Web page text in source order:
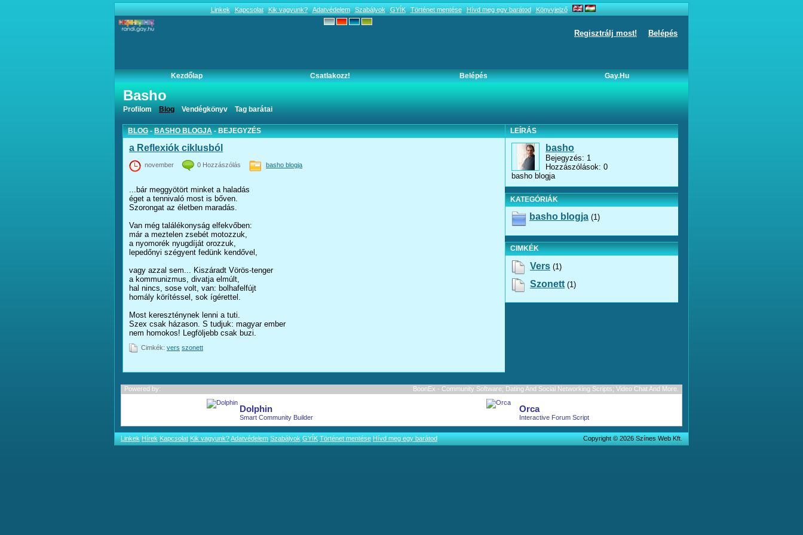
Linkek Kapcsolat Kik vagyunk? Adatvédelem Szabályok GYÍK Történet mentése Hívd meg egy barátod Könyvjelző
Regisztrálj most! Belépés
Kezdőlap Csatlakozz! Belépés Gay.hu
Basho
Profilom Blog Vendégkönyv Tag barátai
basho blogja
BLOG-BASHO BLOGJA- BEJEGYZÉS
a Reflexiók ciklusból
november 0 Hozzászólás basho blogja
...bár meggyötört minket a haladás
éget a tennivaló most is bőven.
Szorongat az életben maradás.
Van még találékonyság elfekvőben:
már a meztelen zsebét motozzuk,
a nyomorék nyugdíját orozzuk,
lepedőnyi szégyent fedünk kendővel,
vagy azzal sem... Kiszáradt Vörös-tenger
a kommunizmus, divatja elmúlt,
hal nincs, sose volt, van: bolhafelfújt
homály körítéssel, sok ígérettel.
Most kereszténynek lenni a tuti.
Szex csak házason. S tudjuk: magyar ember
nem homokos! Legföljebb csak buzi.
Cimkék: vers szonett
LEÍRÁS
basho
Bejegyzés: 1
Hozzászólások: 0
basho blogja
KATEGÓRIÁK
basho blogja (1)
CIMKÉK
Vers (1)
Szonett (1)
Powered by: BoonEx - Community Software; Dating And Social Networking Scripts; Video Chat And More.
Dolphin
Smart Community Builder
Orca
Interactive Forum Script
Linkek Hírek Kapcsolat Kik vagyunk?Adatvédelem Szabályok GYÍK Történet mentése Hívd meg egy barátod Copyright © 2026 Színes Web Kft.